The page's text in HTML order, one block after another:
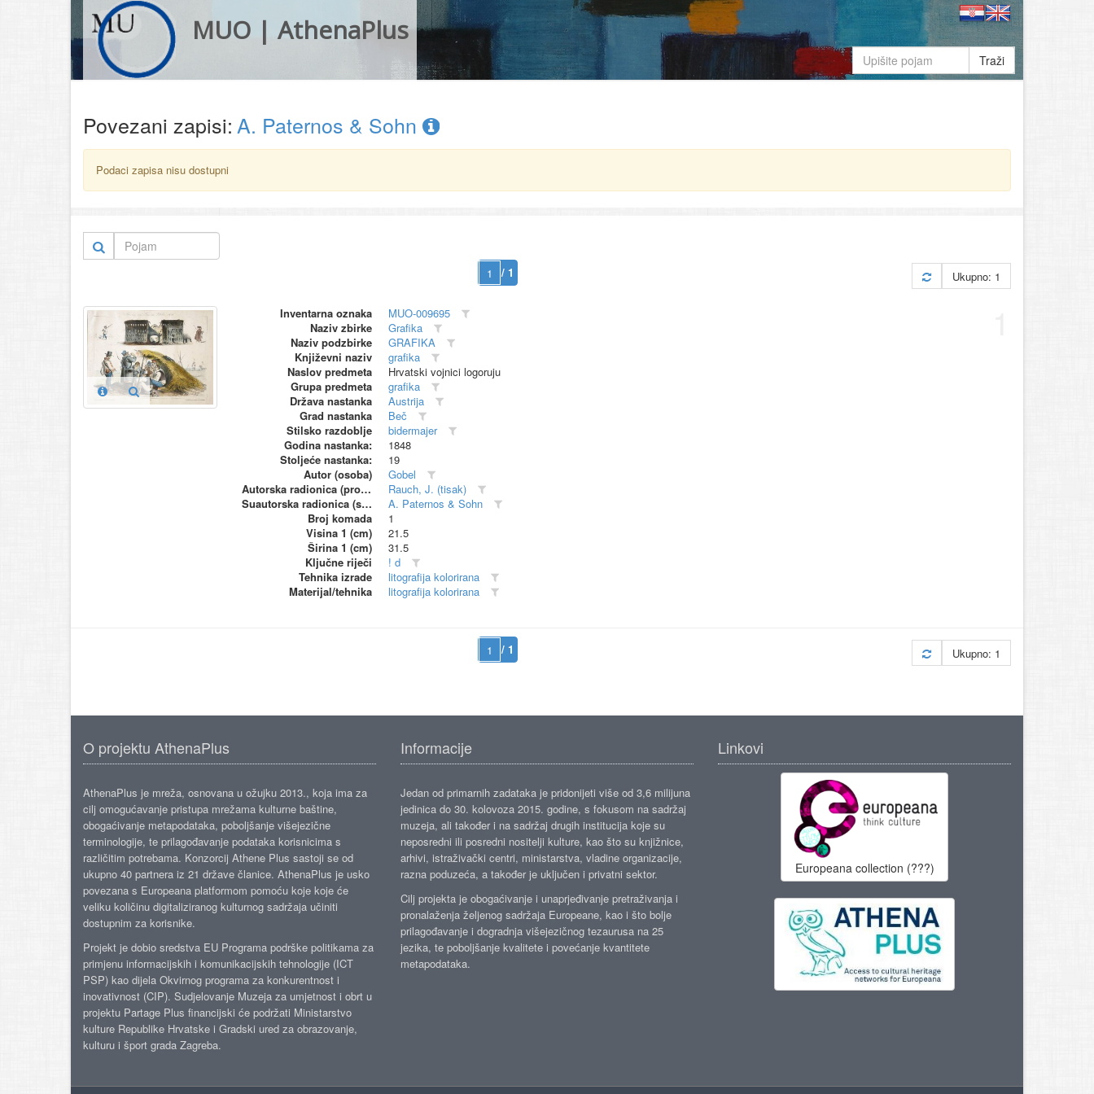
MUO | AthenaPlus
Traži
Povezani zapisi: A. Paternos & Sohn
Podaci zapisa nisu dostupni
/ 1 Ukupno: 1
Inventarna oznaka
MUO-009695
Naziv zbirke
Grafika
Naziv podzbirke
GRAFIKA
Književni naziv
grafika
Naslov predmeta
Hrvatski vojnici logoruju
Grupa predmeta
grafika
Država nastanka
Austrija
Grad nastanka
Beč
Stilsko razdoblje
bidermajer
Godina nastanka:
1848
Stoljeće nastanka:
19
Autor (osoba)
Gobel
Autorska radionica (proizvođač)
Rauch, J. (tisak)
Suautorska radionica (suproizvođač)
A. Paternos & Sohn
Broj komada
1
Visina 1 (cm)
21.5
Širina 1 (cm)
31.5
Ključne riječi
! d
Tehnika izrade
litografija kolorirana
Materijal/tehnika
litografija kolorirana
/ 1 Ukupno: 1
O projektu AthenaPlus
AthenaPlus je mreža, osnovana u ožujku 2013., koja ima za
cilj omogućavanje pristupa mrežama kulturne baštine,
obogaćivanje metapodataka, poboljšanje višejezične
terminologije, te prilagođavanje podataka korisnicima s
različitim potrebama. Konzorcij Athene Plus sastoji se od
ukupno 40 partnera iz 21 države članice. AthenaPlus je usko
povezana s Europeana platformom pomoću koje koje će
veliku količinu digitaliziranog kulturnog sadržaja učiniti
dostupnim za korisnike.
Projekt je dobio sredstva EU Programa podrške politikama za
primjenu informacijskih i komunikacijskih tehnologije (ICT
PSP) kao dijela Okvirnog programa za konkurentnost i
inovativnost (CIP). Sudjelovanje Muzeja za umjetnost i obrt u
projektu Partage Plus financijski će podržati Ministarstvo
kulture Republike Hrvatske i Gradski ured za obrazovanje,
kulturu i šport grada Zagreba.
Informacije
Jedan od primarnih zadataka je pridonijeti više od 3,6 milijuna
jedinica do 30. kolovoza 2015. godine, s fokusom na sadržaj
muzeja, ali također i na sadržaj drugih institucija koje su
neposredni ili posredni nositelji kulture, kao što su knjižnice,
arhivi, istraživački centri, ministarstva, vladine organizacije,
razna poduzeća, a također je uključen i privatni sektor.
Cilj projekta je obogaćivanje i unaprjeđivanje pretraživanja i
pronalaženja željenog sadržaja Europeane, kao i što bolje
prilagođavanje i dogradnja višejezičnog tezaurusa na 25
jezika, te poboljšanje kvalitete i povećanje kvantitete
metapodataka.
Linkovi
Europeana collection (???)